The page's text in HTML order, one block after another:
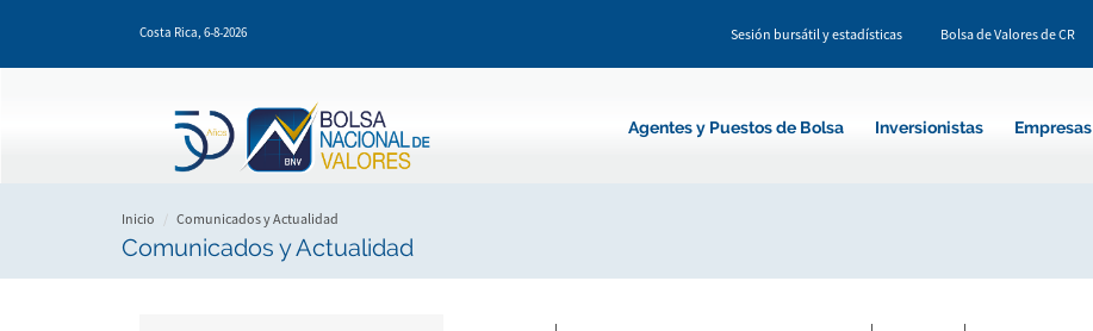
Costa Rica, 6-8-2026 Sesión bursátil y estadísticas Bolsa de Valores de CR
Agentes y Puestos de Bolsa Inversionistas Empresas
Inicio Comunicados y Actualidad
Comunicados y Actualidad